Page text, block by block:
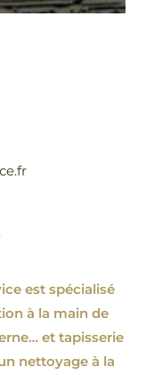
est spécialisé
à la main de
et tapisserie
nettoyage à la